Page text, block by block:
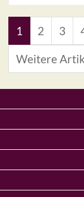
1 2 3
Weitere